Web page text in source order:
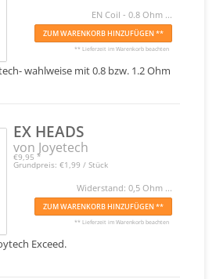
EN Coil - 0.8 Ohm ...
ZUM WARENKORB HINZUFÜGEN **
** Lieferzeit im Warenkorb beachten
wahlweise mit 0.8 bzw. 1.2 Ohm
EX HEADS
von Joyetech
€9,95 *
Grundpreis: €1,99 / Stück
Widerstand: 0,5 Ohm ...
ZUM WARENKORB HINZUFÜGEN **
** Lieferzeit im Warenkorb beachten
Exceed.